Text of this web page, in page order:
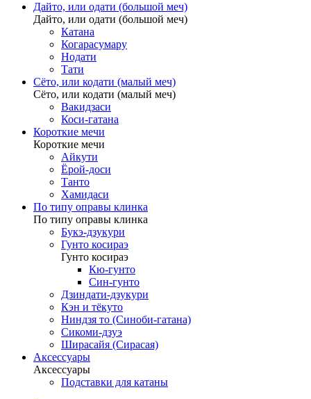
Дайто, или одати (большой меч)
Дайто, или одати (большой меч)
Катана
Когарасумару
Нодати
Тати
Сёто, или кодати (малый меч)
Сёто, или кодати (малый меч)
Вакидзаси
Коси-гатана
Короткие мечи
Короткие мечи
Айкути
Ёрой-доси
Танто
Хамидаси
По типу оправы клинка
По типу оправы клинка
Букэ-дзукури
Гунто косираэ
Гунто косираэ
Кю-гунто
Син-гунто
Дзиндати-дзукури
Кэн и тёкуто
Ниндзя то (Синоби-гатана)
Сикоми-дзуэ
Ширасайя (Сирасая)
Аксессуары
Аксессуары
Подставки для катаны